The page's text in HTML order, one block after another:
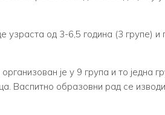
узраста од 3-6,5 година (3 групе)
је у 9 група и то једна
образовни рад се изводи